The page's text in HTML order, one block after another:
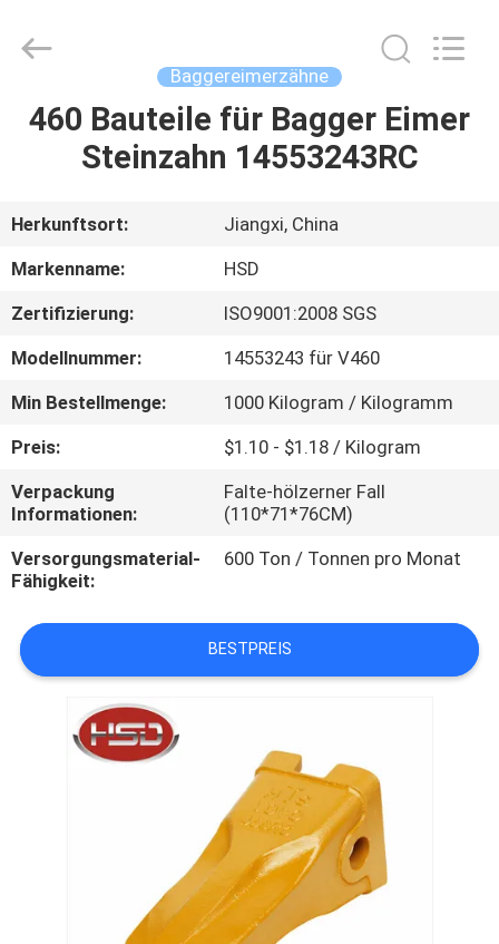
HAUS
ÜBER
UNS
FABRIK-
AUSFLUG
QUALITÄTSKONTROLLE
TRETEN
SIE
MIT
UNS
VERBINDUNG
Parts
Co.,Ltd.
Baggereimerzähne
460 Bauteile für Bagger Eimer
Steinzahn 14553243RC
Herkunftsort:
Jiangxi, China
Markenname:
HSD
Zertifizierung:
ISO9001:2008 SGS
Modellnummer:
14553243 für V460
Min Bestellmenge:
1000 Kilogram / Kilogramm
Preis:
$1.10 - $1.18 / Kilogram
Verpackung
Informationen:
Falte-hölzerner Fall
(110*71*76CM)
Versorgungsmaterial-
Fähigkeit:
600 Ton / Tonnen pro Monat
BESTPREIS